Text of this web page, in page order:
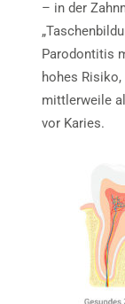
– in der
Parodontitis
hohes
mittlerweile
vor Karies.